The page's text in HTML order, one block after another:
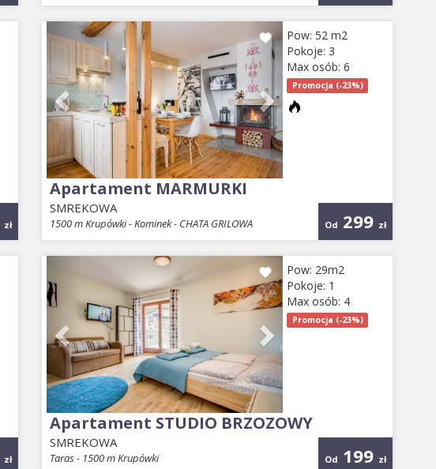
zł Od 299 zł
Previous NextPow: 52 m2
Pokoje: 3
Max osób: 6
Promocja (-23%)
Apartament MARMURKI
SMREKOWA
1500 m Krupówki - Kominek - CHATA GRILOWA
zł Od 199 zł
NextPow: 29m2
Pokoje: 1
Max osób: 4
Promocja (-23%)
Apartament STUDIO BRZOZOWY
SMREKOWA
Taras - 1500 m Krupówki